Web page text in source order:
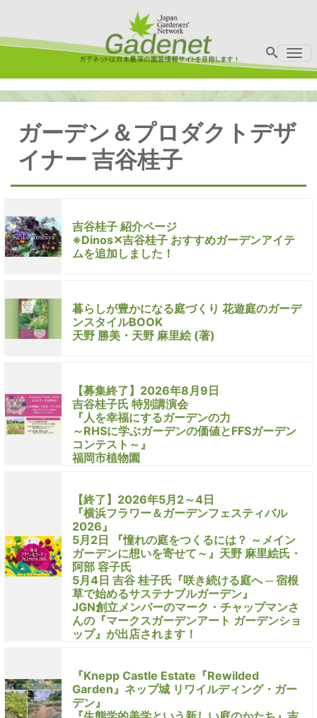
ガーデン＆プロダクトデザ
イナー 吉谷桂子
吉谷桂子 紹介ページ
※Dinos✕吉谷桂子 おすすめガーデンアイテ
ムを追加しました！
暮らしが豊かになる庭づくり 花遊庭のガーデ
ンスタイルBOOK
天野 勝美・天野 麻里絵 (著)
【募集終了】2026年8月9日
吉谷桂子氏 特別講演会
『人を幸福にするガーデンの力
～RHSに学ぶガーデンの価値とFFSガーデン
コンテスト～』
福岡市植物園
【終了】2026年5月2～4日
『横浜フラワー＆ガーデンフェスティバル
2026』
5月2日 『憧れの庭をつくるには？ ～メイン
ガーデンに想いを寄せて～』天野 麻里絵氏・
阿部 容子氏
5月4日 吉谷 桂子氏『咲き続ける庭へ ─ 宿根
草で始めるサステナブルガーデン』
JGN創立メンバーのマーク・チャップマンさ
んの『マークスガーデンアート ガーデンショ
ップ』が出店されます！
『Knepp Castle Estate『Rewilded
Garden』ネップ城 リワイルディング・ガー
デン』